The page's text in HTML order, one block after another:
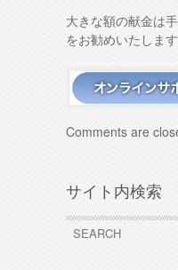
大きな額の献金は
をお勧めいたします
Comments are
サイト内検索